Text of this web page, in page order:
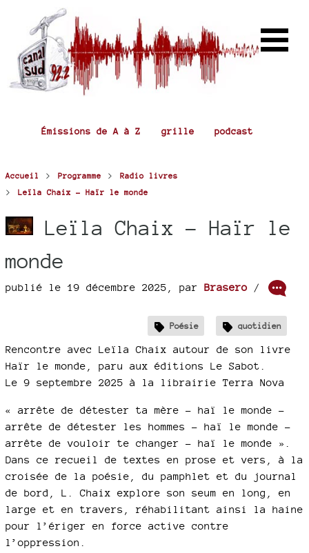
Émissions de A à Z grille podcast
Accueil > Programme > Radio livres
> Leïla Chaix - Haïr le monde
Leïla Chaix - Haïr le
monde
publié le 19 décembre 2025 par Brasero /
Poésie quotidien
Rencontre avec Leïla Chaix autour de son livre
Haïr le monde, paru aux éditions Le Sabot.
Le 9 septembre 2025 à la librairie Terra Nova
« arrête de détester ta mère – haï le monde –
arrête de détester les hommes – haï le monde –
arrête de vouloir te changer – haï le monde ».
Dans ce recueil de textes en prose et vers, à la
croisée de la poésie, du pamphlet et du journal
de bord, L. Chaix explore son seum en long, en
large et en travers, réhabilitant ainsi la haine
pour l’ériger en force active contre
l’oppression.